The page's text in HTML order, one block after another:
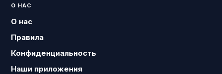
О НАС
О нас
Правила
Конфиденциальность
Наши приложения